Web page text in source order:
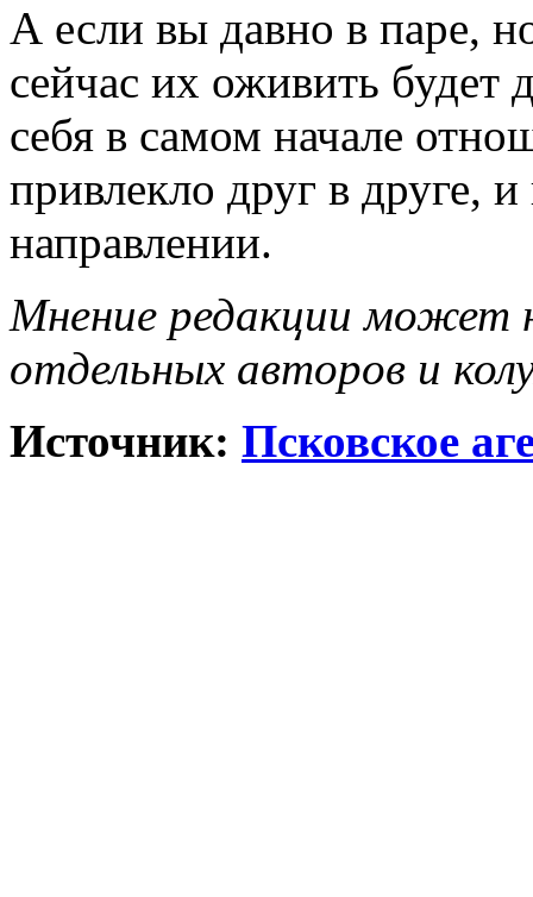
А если вы давно в паре,
сейчас их оживить будет
себя в самом начале
привлекло друг в друге,
направлении.
Мнение редакции может
отдельных авторов и
Источник: Псковское